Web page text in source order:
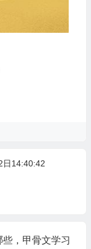
14:40:42
，甲骨文学习